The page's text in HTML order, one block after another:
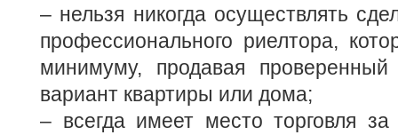
– нельзя никогда осуществлять
профессионального риелтора,
минимуму, продавая
вариант квартиры или дома;
– всегда имеет место торговля